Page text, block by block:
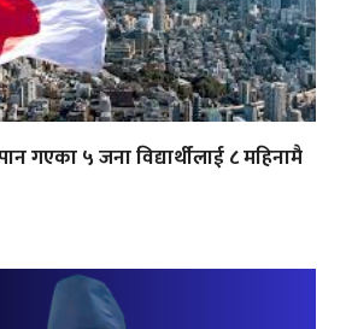
गएका ५ जना विद्यार्थीलाई ८ महिनामै